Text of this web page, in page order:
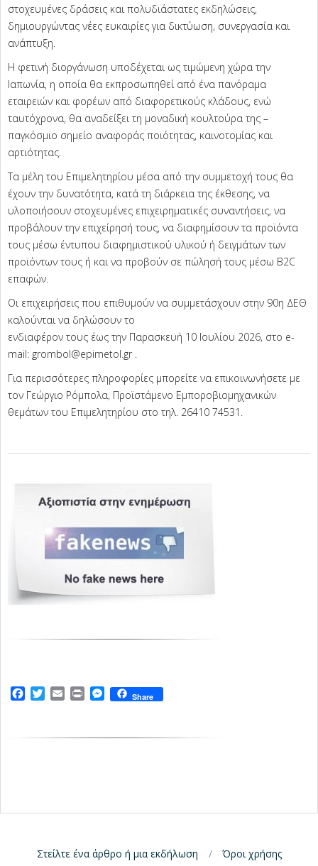
στοχευμένες δράσεις και πολυδιάστατες εκδηλώσεις,
δημιουργώντας νέες ευκαιρίες για δικτύωση, συνεργασία και
ανάπτυξη.
Η φετινή διοργάνωση υποδέχεται ως τιμώμενη χώρα την
Ιαπωνία, η οποία θα εκπροσωπηθεί από ένα πανόραμα
εταιρειών και φορέων από διαφορετικούς κλάδους, ενώ
ταυτόχρονα, θα αναδείξει τη μοναδική κουλτούρα της –
παγκόσμιο σημείο αναφοράς ποιότητας, καινοτομίας και
αρτιότητας.
Τα μέλη του Επιμελητηρίου μέσα από την συμμετοχή τους θα
έχουν την δυνατότητα, κατά τη διάρκεια της έκθεσης, να
υλοποιήσουν στοχευμένες επιχειρηματικές συναντήσεις, να
προβάλουν την επιχείρησή τους, να διαφημίσουν τα προϊόντα
τους μέσω έντυπου διαφημιστικού υλικού ή δειγμάτων των
προϊόντων τους ή και να προβούν σε πώλησή τους μέσω B2C
επαφών.
Οι επιχειρήσεις που επιθυμούν να συμμετάσχουν στην 90η ΔΕΘ
καλούνται να δηλώσουν το
ενδιαφέρον τους έως την Παρασκευή 10 Ιουλίου 2026, στο e-
mail: grombol@epimetol.gr .
Για περισσότερες πληροφορίες μπορείτε να επικοινωνήσετε με
τον Γεώργιο Ρόμπολα, Προϊστάμενο Εμποροβιομηχανικών
θεμάτων του Επιμελητηρίου στο τηλ. 26410 74531.
Facebook
TwitterEmailPrintMessenger
Share
Στείλτε ένα άρθρο ή μια εκδήλωση Όροι χρήσης